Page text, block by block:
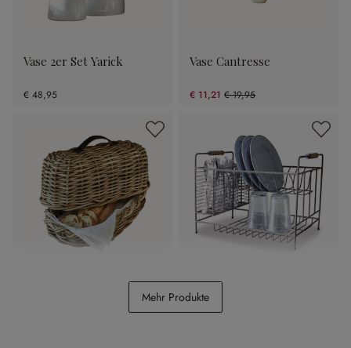
Vase 2er Set Yarick
€ 48,95
Vase Cantresse
€ 11,21 € 19,95
(43.81% gespart)
Geschirrständer Aden
Mehr Produkte